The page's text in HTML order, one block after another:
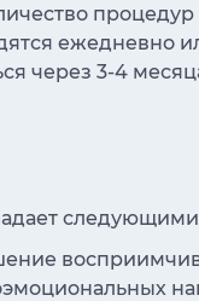
процедур
ежедневно
через 3-4